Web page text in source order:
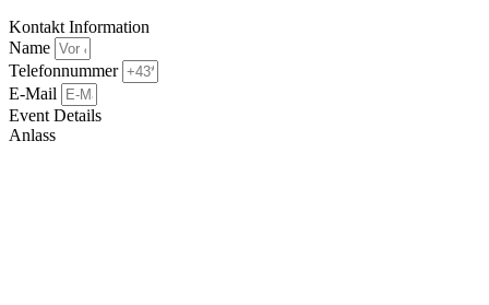
Kontakt Information
Name
Telefonnummer
E-Mail
Event Details
Anlass